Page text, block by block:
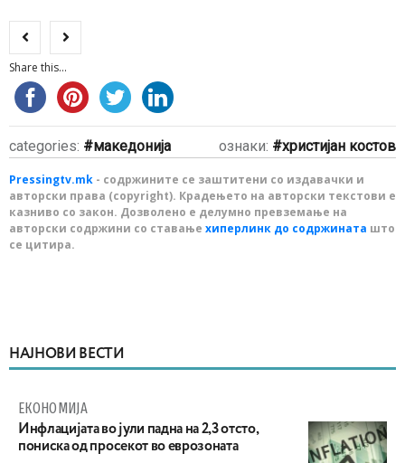
Share this...
categories: македонија ознаки: христијан костов
Pressingtv.mk - содржините се заштитени со издавачки и
авторски права (copyright). Крадењето на авторски текстови е
казниво со закон. Дозволено е делумно превземање на
авторски содржини со ставање хиперлинк до содржината што
се цитира.
НАЈНОВИ ВЕСТИ
ЕКОНОМИЈА
Инфлацијата во јули падна на 2,3 отсто,
пониска од просекот во еврозоната